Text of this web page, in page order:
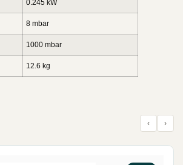
0.245 kW
8 mbar
1000 mbar
12.6 kg
‹ ›